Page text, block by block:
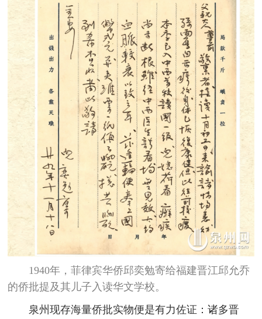
1940年，菲律宾华侨邱奕勉寄给福建晋江邱允乔
的侨批提及其儿子入读华文学校。
泉州现存海量侨批实物便是有力佐证：诸多晋